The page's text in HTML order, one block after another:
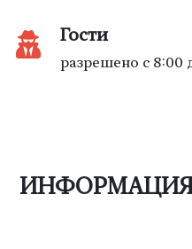
Гости
разрешено с 8:00